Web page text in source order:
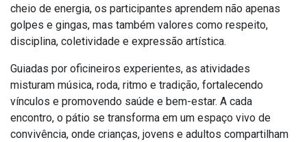
cheio de energia, os participantes aprendem não apenas
golpes e gingas, mas também valores como respeito,
disciplina, coletividade e expressão artística.
Guiadas por oficineiros experientes, as atividades
misturam música, roda, ritmo e tradição, fortalecendo
vínculos e promovendo saúde e bem-estar. A cada
encontro, o pátio se transforma em um espaço vivo de
convivência, onde crianças, jovens e adultos compartilham